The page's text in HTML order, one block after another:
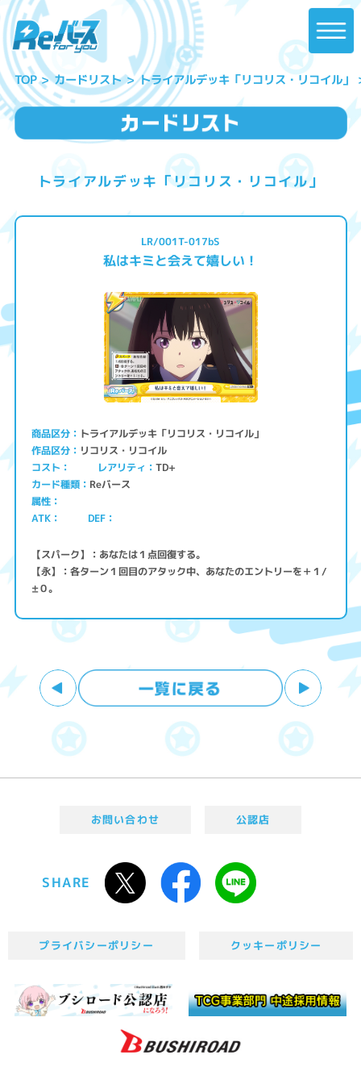
TOP カードリスト トライアルデッキ「リコリス・リコイル」
トライアルデッキ「リコリス・リコイル」
LR/001T-017bS
私はキミと会えて嬉しい！
商品区分 トライアルデッキ「リコリス・リコイル」
作品区分 リコリス・リコイル
コスト レアリティ TD+
カード種類 Reバース
属性
ATK
DEF
【スパーク】：あなたは１点回復する。
【永】：各ターン１回目のアタック中、あなたのエントリーを＋１/
±０。
お問い合わせ 公認店
SHARE
プライバシーポリシー クッキーポリシー